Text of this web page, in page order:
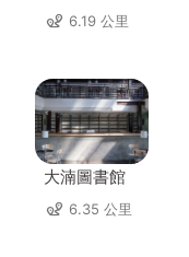
6.19 公里
大湳圖書館
6.35 公里